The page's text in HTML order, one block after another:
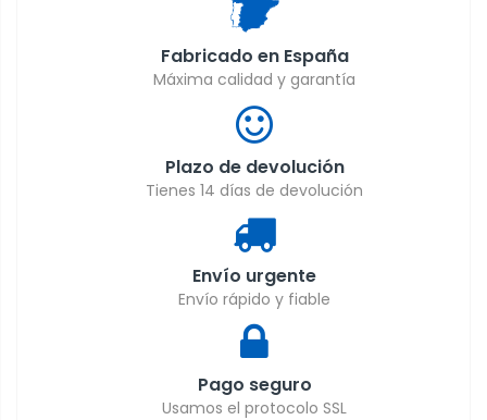
Fabricado en España
Máxima calidad y garantía
Plazo de devolución
Tienes 14 días de devolución
Envío urgente
Envío rápido y fiable
Pago seguro
Usamos el protocolo SSL